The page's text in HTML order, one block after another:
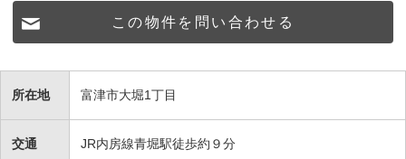
この物件を問い合わせる
所在地 富津市大堀1丁目
交通 JR内房線青堀駅徒歩約９分